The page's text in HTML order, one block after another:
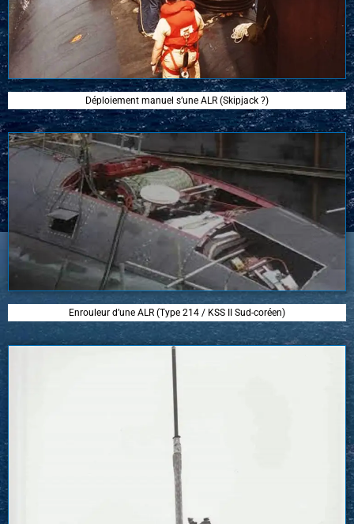
Déploiement manuel s’une ALR (Skipjack ?)
Enrouleur d’une ALR (Type 214 / KSS II Sud-coréen)